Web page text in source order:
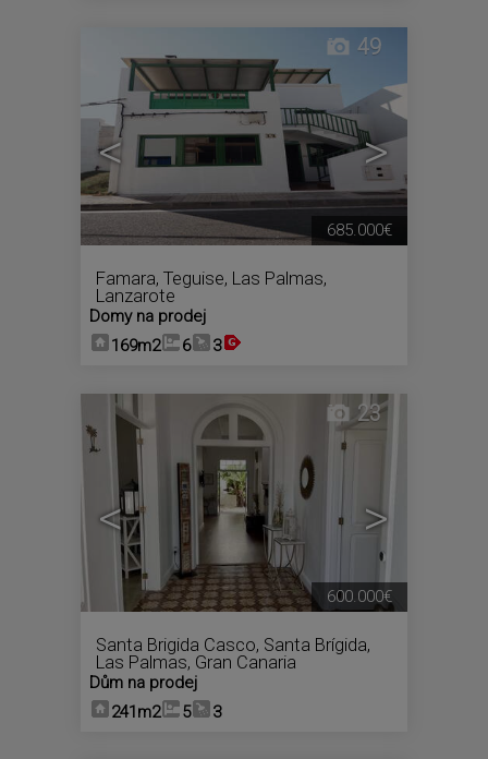
< >
49
Famara, Teguise, Las Palmas,
Lanzarote
Domy na prodej
169m2
6 3
685.000€
< >
23
Santa Brigida Casco, Santa Brígida,
Las Palmas, Gran Canaria
Dům na prodej
241m2
5 3
600.000€